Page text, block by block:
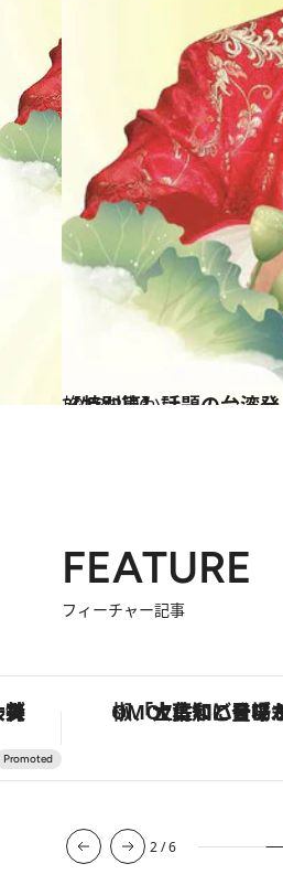
2018.2.16
【特別篇】話題の台湾
旅＆お出かけ
FEATURE
フィーチャー記事
ギフトまで。大人のための「ReFa GINZA」クルーズ 「土佐和ハーブかき氷」がOMO7
2/6